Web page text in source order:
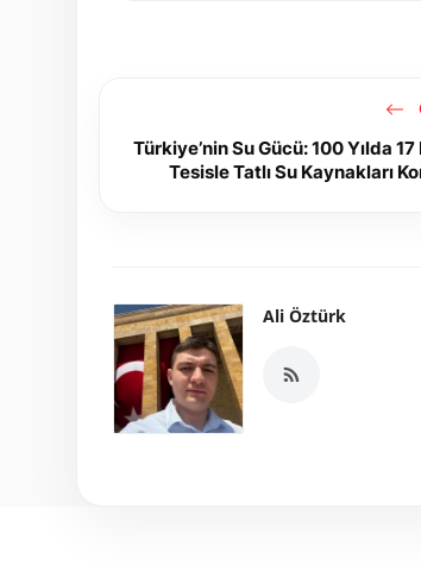
Türkiye’nin Su Gücü: 100 Yılda
Tesisle Tatlı Su Kaynakları
Ali Öztürk